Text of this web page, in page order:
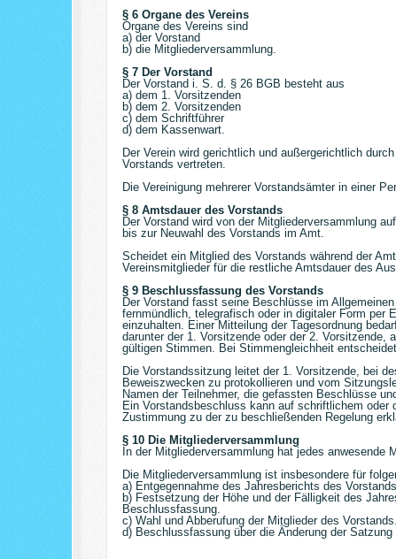
§ 6 Organe des Vereins
Organe des Vereins sind
a) der Vorstand
b) die Mitgliederversammlung.
§ 7 Der Vorstand
Der Vorstand i. S. d. § 26 BGB besteht aus
a) dem 1. Vorsitzenden
b) dem 2. Vorsitzenden
c) dem Schriftführer
d) dem Kassenwart.
Der Verein wird gerichtlich und außergerichtlich
Vorstands vertreten.
Die Vereinigung mehrerer Vorstandsämter in einer
§ 8 Amtsdauer des Vorstands
Der Vorstand wird von der Mitgliederversammlung
bis zur Neuwahl des Vorstands im Amt.
Scheidet ein Mitglied des Vorstands während der
Vereinsmitglieder für die restliche Amtsdauer des
§ 9 Beschlussfassung des Vorstands
Der Vorstand fasst seine Beschlüsse im
fernmündlich, telegrafisch oder in digitaler Form per
einzuhalten. Einer Mitteilung der Tagesordnung
darunter der 1. Vorsitzende oder der 2.
gültigen Stimmen. Bei Stimmengleichheit
Die Vorstandssitzung leitet der 1. Vorsitzende, bei
Beweiszwecken zu protokollieren und vom
Namen der Teilnehmer, die gefassten Beschlüsse
Ein Vorstandsbeschluss kann auf schriftlichem oder
Zustimmung zu der zu beschließenden Regelung
§ 10 Die Mitgliederversammlung
In der Mitgliederversammlung hat jedes anwesende
Die Mitgliederversammlung ist insbesondere für
a) Entgegennahme des Jahresberichts des
b) Festsetzung der Höhe und der Fälligkeit des
Beschlussfassung.
c) Wahl und Abberufung der Mitglieder des Vorstands.
d) Beschlussfassung über die Änderung der